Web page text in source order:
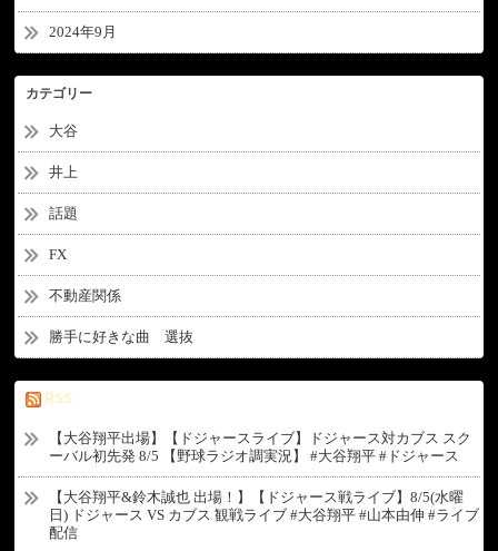
2024年9月
カテゴリー
大谷
井上
話題
FX
不動産関係
勝手に好きな曲 選抜
RSS
【大谷翔平出場】【ドジャースライブ】ドジャース対カブス スク
ーバル初先発 8/5 【野球ラジオ調実況】 #大谷翔平 #ドジャース
【大谷翔平&鈴木誠也 出場！】【ドジャース戦ライブ】8/5(水曜
日) ドジャース VS カブス 観戦ライブ #大谷翔平 #山本由伸 #ライブ
配信